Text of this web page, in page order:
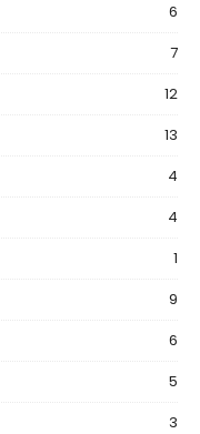
6
7
12
13
4
4
1
9
6
5
3